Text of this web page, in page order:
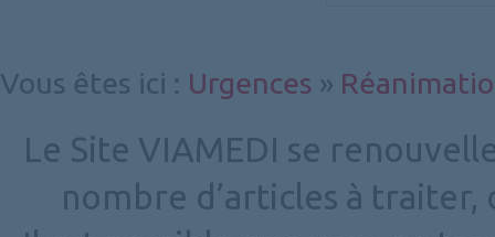
Vous êtes ici : Urgences »
Le Site VIAMEDI se
nombre d’articles à